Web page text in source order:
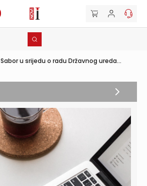
Sabor u srijedu o radu Državnog ureda...